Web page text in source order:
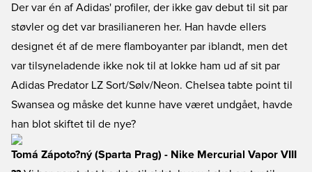
Der var én af Adidas' profiler, der ikke gav debut til sit par
støvler og det var brasilianeren her. Han havde ellers
designet ét af de mere flamboyanter par iblandt, men det
var tilsyneladende ikke nok til at lokke ham ud af sit par
Adidas Predator LZ Sort/Sølv/Neon. Chelsea tabte point til
Swansea og måske det kunne have været undgået, havde
han blot skiftet til de nye?
Tomá Zápoto?ný (Sparta Prag) - Nike Mercurial Vapor VIII